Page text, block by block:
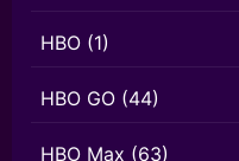
HBO (1)
HBO GO (44)
HBO Max (63)